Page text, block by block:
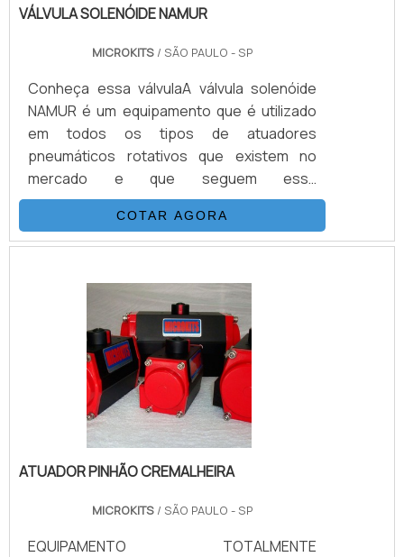
VÁLVULA SOLENÓIDE NAMUR
MICROKITS/ SÃO PAULO - SP
Conheça essa válvulaA válvula solenóide
NAMUR é um equipamento que é utilizado
em todos os tipos de atuadores
pneumáticos rotativos que existem no
mercado e que seguem essa
padronização.Também é preciso citar os
parâmetros exigidos na norma NAMUR, que
abrange as regras para equipamentos que
explosivos, além de regulamentar padrões
de acoplamento, entre outras
questões.Estrutura da válvula solenóide
NAMURA válvula solenóide NAMUR possui
algumas características .
COTAR AGORA
ATUADOR PINHÃO CREMALHEIRA
MICROKITS/ SÃO PAULO - SP
EQUIPAMENTO TOTALMENTE